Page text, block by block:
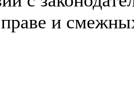
и